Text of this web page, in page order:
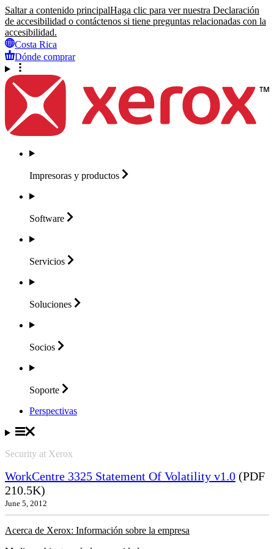
Saltar a contenido principalHaga clic para ver nuestra Declaración
de accesibilidad o contáctenos si tiene preguntas relacionadas con la
accesibilidad.
Costa Rica
Dónde comprar
Impresoras y productos
Software
Servicios
Soluciones
Socios
Soporte
Perspectivas
Security at Xerox
WorkCentre 3325 Statement Of Volatility v1.0 (PDF
210.5K)
June 5, 2012
Acerca de Xerox: Información sobre la empresa